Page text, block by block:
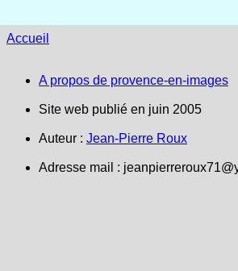
Accueil
A propos de provence-en-images
Site web publié en juin 2005
Auteur : Jean-Pierre Roux
Adresse mail :